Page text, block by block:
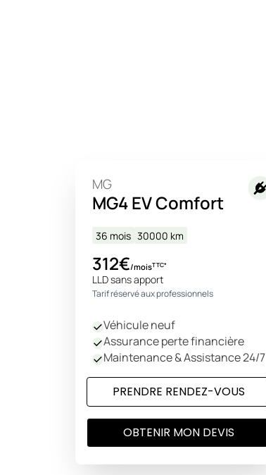
MG
MG4 EV Comfort
36 mois 30000 km
312€/moisTTC*
LLD sans apport
Tarif réservé aux professionnels
Véhicule neuf
Assurance perte financière
Maintenance & Assistance 24/7
PRENDRE RENDEZ-VOUS
OBTENIR MON DEVIS